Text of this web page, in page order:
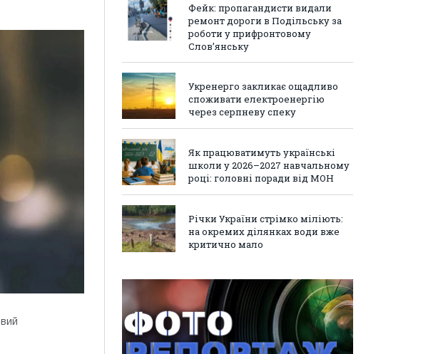
Фейк: пропагандисти видали
ремонт дороги в Подільську за
роботи у прифронтовому
Слов’янську
Укренерго закликає ощадливо
споживати електроенергію
через серпневу спеку
Як працюватимуть українські
школи у 2026–2027 навчальному
році: головні поради від МОН
Річки України стрімко міліють:
на окремих ділянках води вже
критично мало